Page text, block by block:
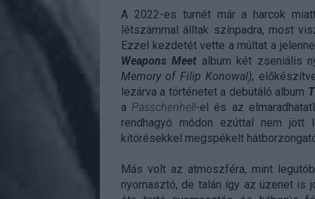
A 2022-es turnét már a harcok
létszámmal álltak színpadra, most
Ezzel kezdetét vette a múltat a
Weapons Meet album két zseniális
Memory of Filip Konowal),
lezárva a történetet a debütáló album
a Passchenhell-el és az
rendhagyó módon ezúttal nem jött
kitörésekkel megspékelt
Más volt az atmoszféra, mint
nyomasztó, de talán így az üzenet is